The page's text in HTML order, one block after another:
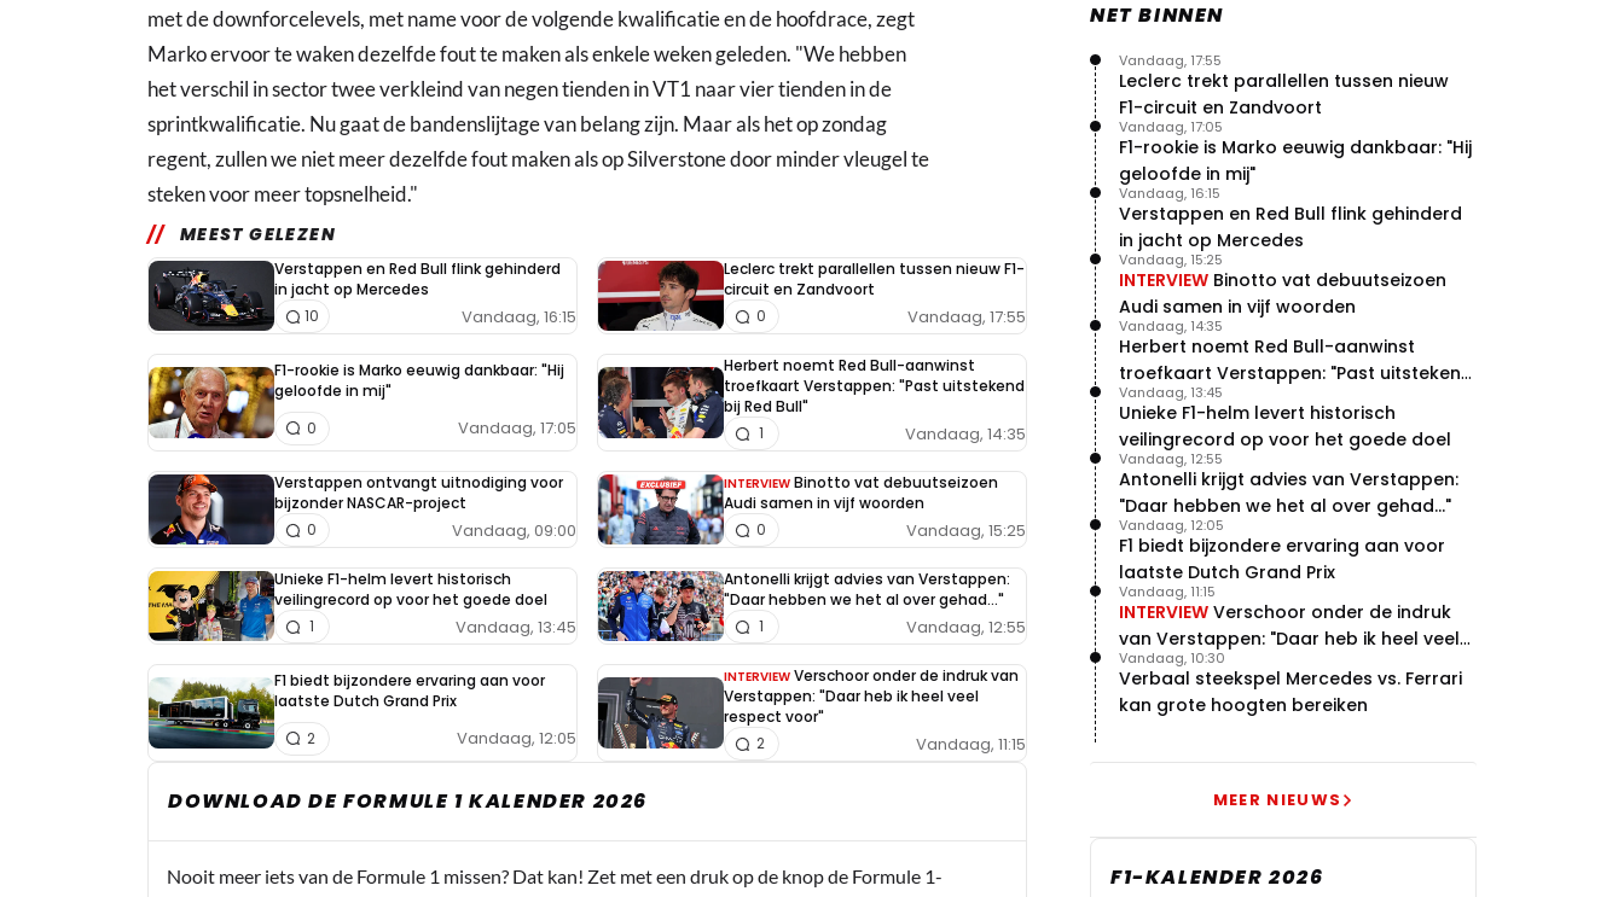
met de downforcelevels, met name voor de volgende kwalificatie en de hoofdrace, zegt
Marko ervoor te waken dezelfde fout te maken als enkele weken geleden. "We hebben
het verschil in sector twee verkleind van negen tienden in VT1 naar vier tienden in de
sprintkwalificatie. Nu gaat de bandenslijtage van belang zijn. Maar als het op zondag
regent, zullen we niet meer dezelfde fout maken als op Silverstone door minder vleugel te
steken voor meer topsnelheid."
MEEST GELEZEN
Verstappen en Red Bull flink gehinderd
in jacht op Mercedes
Vandaag, 16:15
10
Leclerc trekt parallellen tussen nieuw F1-
circuit en Zandvoort
Vandaag, 17:55
0
F1-rookie is Marko eeuwig dankbaar: "Hij
geloofde in mij"
Vandaag, 17:05
0
Herbert noemt Red Bull-aanwinst
troefkaart Verstappen: "Past uitstekend
bij Red Bull"
Vandaag, 14:35
1
Verstappen ontvangt uitnodiging voor
bijzonder NASCAR-project
Vandaag, 09:00
0
INTERVIEW Binotto vat debuutseizoen
Audi samen in vijf woorden
Vandaag, 15:25
0
Unieke F1-helm levert historisch
veilingrecord op voor het goede doel
Vandaag, 13:45
1
Antonelli krijgt advies van Verstappen:
"Daar hebben we het al over gehad..."
Vandaag, 12:55
1
F1 biedt bijzondere ervaring aan voor
laatste Dutch Grand Prix
Vandaag, 12:05
2
INTERVIEW Verschoor onder de indruk van
Verstappen: "Daar heb ik heel veel
respect voor"
Vandaag, 11:15
2
DOWNLOAD DE FORMULE 1 KALENDER 2026
Nooit meer iets van de Formule 1 missen? Dat kan! Zet met een druk op de knop de Formule 1-
NET BINNEN
Leclerc trekt parallellen tussen nieuw
F1-circuit en Zandvoort
Vandaag, 17:55
F1-rookie is Marko eeuwig dankbaar: "Hij
geloofde in mij"
Vandaag, 17:05
Verstappen en Red Bull flink gehinderd
in jacht op Mercedes
Vandaag, 16:15
INTERVIEW Binotto vat debuutseizoen
Audi samen in vijf woorden
Vandaag, 15:25
Herbert noemt Red Bull-aanwinst
troefkaart Verstappen: "Past uitstekend
bij Red Bull"
Vandaag, 14:35
Unieke F1-helm levert historisch
veilingrecord op voor het goede doel
Vandaag, 13:45
Antonelli krijgt advies van Verstappen:
"Daar hebben we het al over gehad..."
Vandaag, 12:55
F1 biedt bijzondere ervaring aan voor
laatste Dutch Grand Prix
Vandaag, 12:05
INTERVIEW Verschoor onder de indruk
van Verstappen: "Daar heb ik heel veel
respect voor"
Vandaag, 11:15
Verbaal steekspel Mercedes vs. Ferrari
kan grote hoogten bereiken
Vandaag, 10:30
MEER NIEUWS
F1-KALENDER 2026